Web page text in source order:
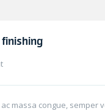
massa congue, semper